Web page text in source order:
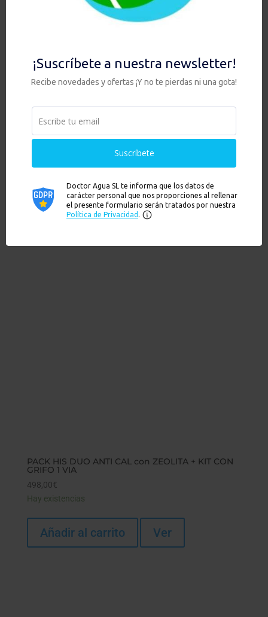
Añadir al carrito Ver
PACK HIS DUO ANTI CAL con ZEOLITA + KIT CON
GRIFO 1 VIA
498,00€
Hay existencias
Añadir al carrito Ver